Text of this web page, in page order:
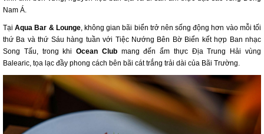
Nam Á.
TạiAqua Bar & Lounge, không gian bãi biển trở nên sống động hơn vào mỗi tối
thứ Ba và thứ Sáu hàng tuần với Tiệc Nướng Bên Bờ Biển​ kết hợp Ban nhạc
Song Tấu, trong khiOcean Clubmang đến ẩm thực Địa Trung Hải vùng
Balearic, tọa lạc đầy phong cách bên bãi cát trắng trải dài của Bãi Trường.